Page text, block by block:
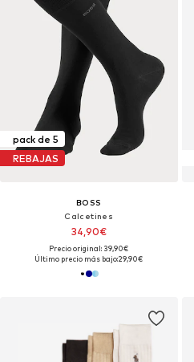
pack de 5
REBAJAS
BOSS
Calcetines
34,90€
Precio original: 39,90€
Último precio más bajo:29,90€